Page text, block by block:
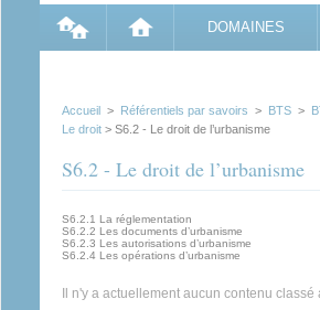
DOMAINES
Accueil > Référentiels par savoirs > BTS >
Le droit > S6.2 - Le droit de l’urbanisme
S6.2 - Le droit de l’urbanisme
S6.2.1 La réglementation
S6.2.2 Les documents d’urbanisme
S6.2.3 Les autorisations d’urbanisme
S6.2.4 Les opérations d’urbanisme
Il n'y a actuellement aucun contenu classé